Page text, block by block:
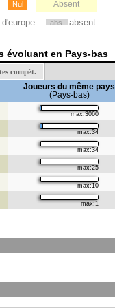
Nul Absent
abs. absent
évoluant en Pays-bas
compét.
Joueurs du même pays
(Pays-bas)
max:3060
max:34
max:34
max:25
max:10
max:1